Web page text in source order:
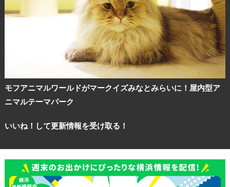
モフアニマルワールドがマークイズみなとみらいに！屋内型ア
ニマルテーマパーク
いいね！して更新情報を受け取る！